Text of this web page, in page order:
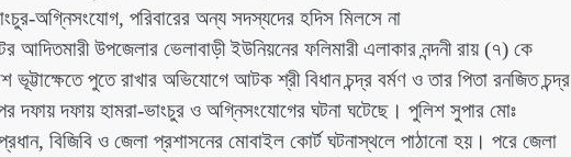
অগ্নিসংযোগ, পরিবারের অন্য সদস্যদের হদিস মিলসে না
আদিতমারী উপজেলার ভেলাবাড়ী ইউনিয়নের ফলিমারী এলাকার নন্দনী রায় (৭) কে
পুতে রাখার অভিযোগে আটক শ্রী বিধান চন্দ্র বর্মণ ও তার পিতা রনজিত চন্দ্র
দফায় দফায় হামরা-ভাংচুর ও অগ্নিসংযোগের ঘটনা ঘটেছে। পুলিশ সুপার মোঃ
বিজিবি ও জেলা প্রশাসনের মোবাইল কোর্ট ঘটনাস্থলে পাঠানো হয়। পরে জেলা